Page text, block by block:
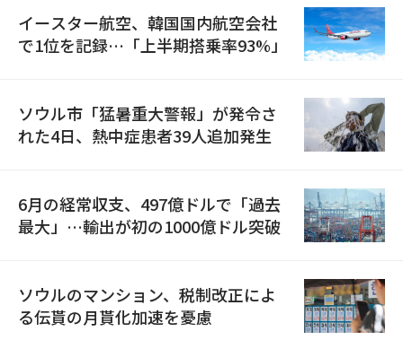
イースター航空、韓国国内航空会社
で1位を記録…「上半期搭乗率93%」
ソウル市「猛暑重大警報」が発令さ
れた4日、熱中症患者39人追加発生
6月の経常収支、497億ドルで「過去
最大」…輸出が初の1000億ドル突破
ソウルのマンション、税制改正によ
る伝貰の月貰化加速を憂慮